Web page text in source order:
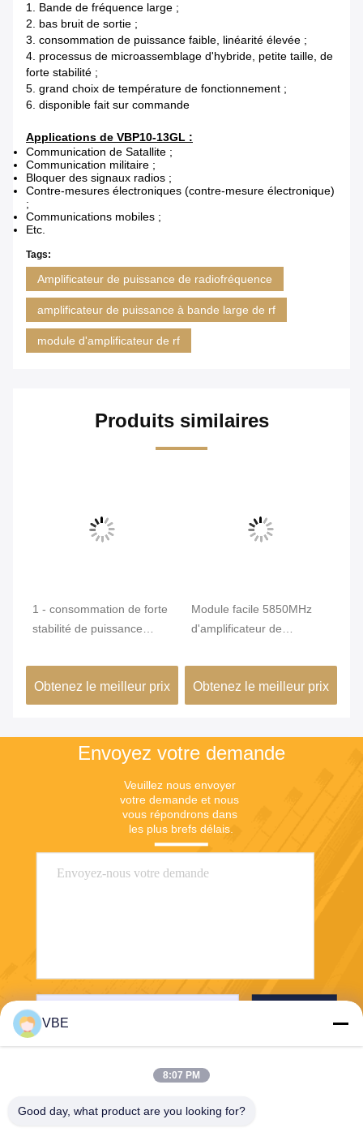
1. Bande de fréquence large ;
2. bas bruit de sortie ;
3. consommation de puissance faible, linéarité élevée ;
4. processus de microassemblage d'hybride, petite taille, de
forte stabilité ;
5. grand choix de température de fonctionnement ;
6. disponible fait sur commande
Applications de VBP10-13GL :
Communication de Satallite ;
Communication militaire ;
Bloquer des signaux radios ;
Contre-mesures électroniques (contre-mesure électronique)
;
Communications mobiles ;
Etc.
Tags:
Amplificateur de puissance de radiofréquence
amplificateur de puissance à bande large de rf
module d'amplificateur de rf
Produits similaires
1 - consommation de forte
stabilité de puissance
d'amplificateur de
puissance de 2GHz rf
Obtenez le meilleur prix
Module facile 5850MHz
d'amplificateur de
rf - 6425MHz a produit la
plage de fréquence
Obtenez le meilleur prix
Envoyez votre demande
Veuillez nous envoyer
votre demande et nous
vous répondrons dans
les plus brefs délais.
VBE
8:07 PM
Good day, what product are you looking for?